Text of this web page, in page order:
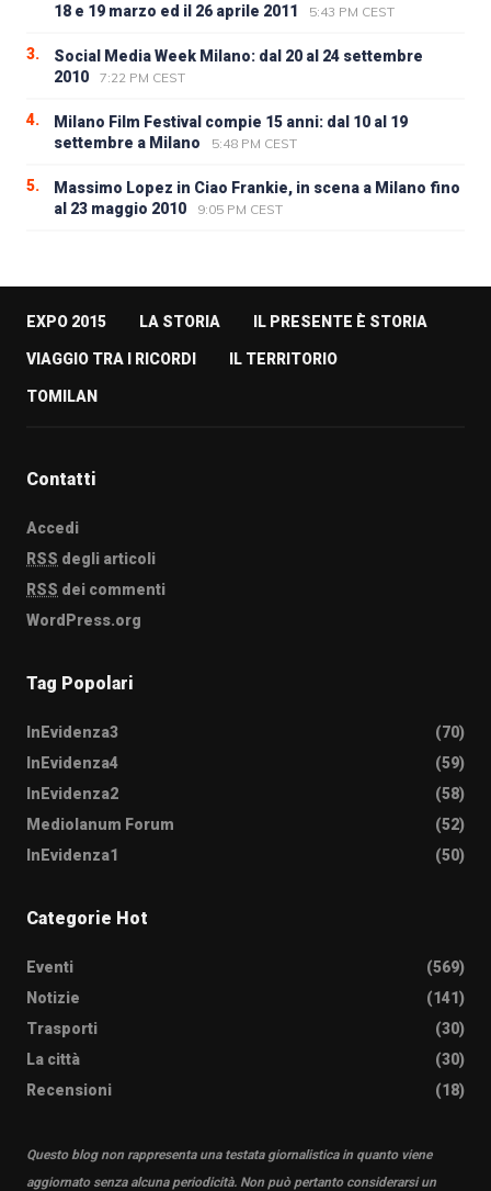
18 e 19 marzo ed il 26 aprile 2011
5:43 PM CEST
3.
Social Media Week Milano: dal 20 al 24 settembre
2010
7:22 PM CEST
4.
Milano Film Festival compie 15 anni: dal 10 al 19
settembre a Milano
5:48 PM CEST
5.
Massimo Lopez in Ciao Frankie, in scena a Milano fino
al 23 maggio 2010
9:05 PM CEST
EXPO 2015 LA STORIA IL PRESENTE È STORIA
VIAGGIO TRA I RICORDI IL TERRITORIO
TOMILAN
Contatti
Accedi
RSS degli articoli
RSS dei commenti
WordPress.org
Tag Popolari
InEvidenza3
(70)
InEvidenza4
(59)
InEvidenza2
(58)
Mediolanum Forum
(52)
InEvidenza1
(50)
Categorie Hot
Eventi
(569)
Notizie
(141)
Trasporti
(30)
La città
(30)
Recensioni
(18)
Questo blog non rappresenta una testata giornalistica in quanto viene
aggiornato senza alcuna periodicità. Non può pertanto considerarsi un